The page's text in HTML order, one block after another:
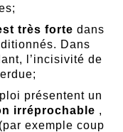
très forte dans
Dans
l’incisivité de
présentent un
irréprochable ,
exemple coup